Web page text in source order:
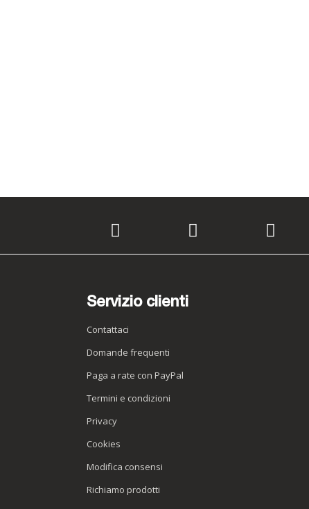
Servizio clienti
Contattaci
Domande frequenti
Paga a rate con PayPal
Termini e condizioni
Privacy
Cookies
Modifica consensi
Richiamo prodotti